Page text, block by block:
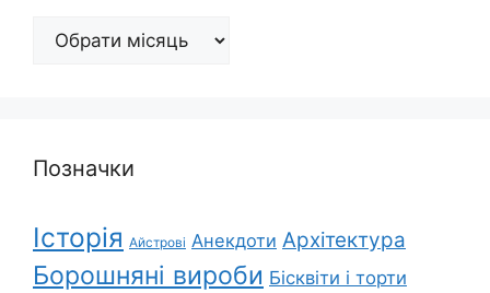
Архіви
Позначки
Історія Айстрові Анекдоти Архітектура
Борошняні вироби Бісквіти і торти